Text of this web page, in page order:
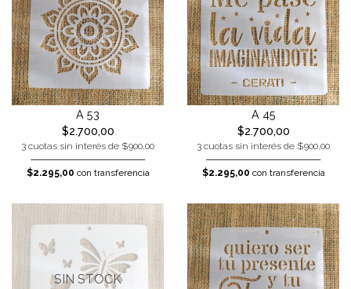
A 53
$2.700,00
3 cuotas sin interés de $900,00
$2.295,00 con transferencia
A 45
$2.700,00
3 cuotas sin interés de $900,00
$2.295,00 con transferencia
SIN STOCK